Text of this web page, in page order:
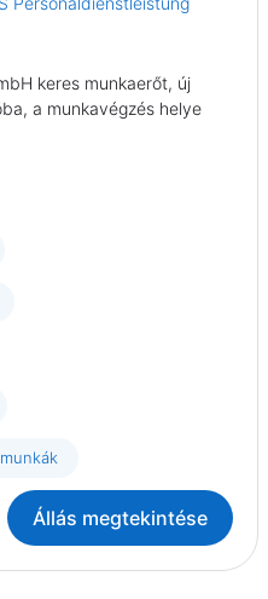
keres munkaerőt, új
a munkavégzés helye
Állás megtekintése